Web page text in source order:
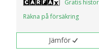
klickar du på Anpassa.
inställningar för cookies.
Gratis
Räkna på försäkring
Jämför